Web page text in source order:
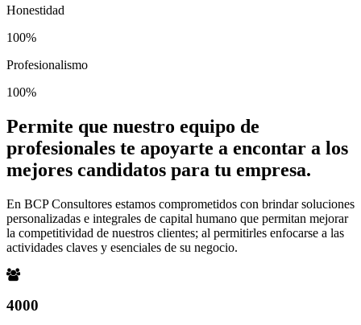
Honestidad
100%
Profesionalismo
100%
Permite que nuestro equipo de
profesionales te apoyarte a encontar a los
mejores candidatos para tu empresa.
En BCP Consultores estamos comprometidos con brindar soluciones
personalizadas e integrales de capital humano que permitan mejorar
la competitividad de nuestros clientes; al permitirles enfocarse a las
actividades claves y esenciales de su negocio.
4000